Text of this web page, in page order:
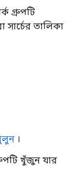
গ্রুপটি
তালিকা
।
খুঁজুন যার